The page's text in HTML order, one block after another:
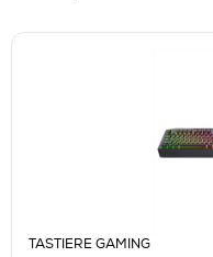
TASTIERE GAMING